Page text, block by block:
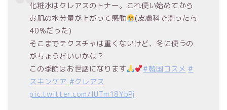
化粧水はクレアスのトナー。これ使い始めてから
お肌の水分量が上がって感動
(皮膚科で測ったら
40%だった)
そこまでテクスチャは重くないけど、冬に使うの
がちょうどいいかな？
この季節はお世話になります
#韓国コスメ #
スキンケア #クレアス
pic.twitter.com/IUTm18YbPj